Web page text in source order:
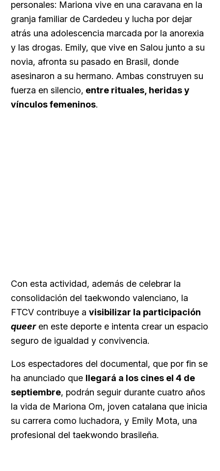
personales: Mariona vive en una caravana en la
granja familiar de Cardedeu y lucha por dejar
atrás una adolescencia marcada por la anorexia
y las drogas. Emily, que vive en Salou junto a su
novia, afronta su pasado en Brasil, donde
asesinaron a su hermano. Ambas construyen su
fuerza en silencio, entre rituales, heridas y
vínculos femeninos.
Con esta actividad, además de celebrar la
consolidación del taekwondo valenciano, la
FTCV contribuye a visibilizar la participación
queeren este deporte e intenta crear un espacio
seguro de igualdad y convivencia.
Los espectadores del documental, que por fin se
ha anunciado que llegará a los cines el 4 de
septiembre, podrán seguir durante cuatro años
la vida de Mariona Om, joven catalana que inicia
su carrera como luchadora, y Emily Mota, una
profesional del taekwondo brasileña.